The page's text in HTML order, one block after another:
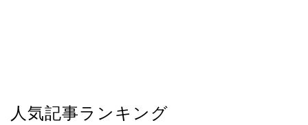
人気記事ランキング